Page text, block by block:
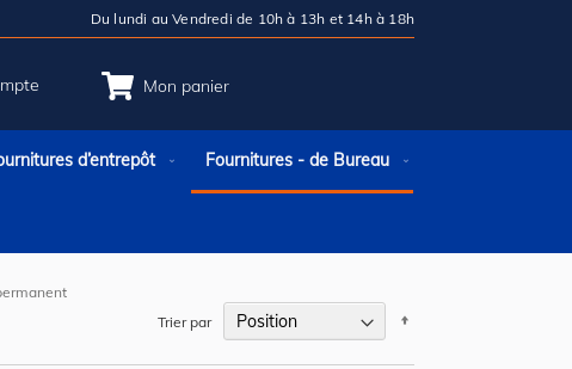
Du lundi au Vendredi de 10h à 13h et 14h à 18h
Mon panier
d’entrepôt Fournitures - de Bureau
Trier par